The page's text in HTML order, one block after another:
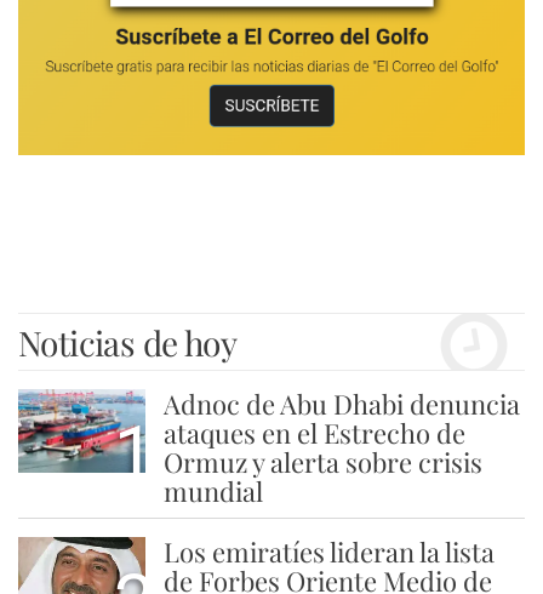
Noticias de hoy
1
Adnoc de Abu Dhabi denuncia
ataques en el Estrecho de
Ormuz y alerta sobre crisis
mundial
Los emiratíes lideran la lista
de Forbes Oriente Medio de